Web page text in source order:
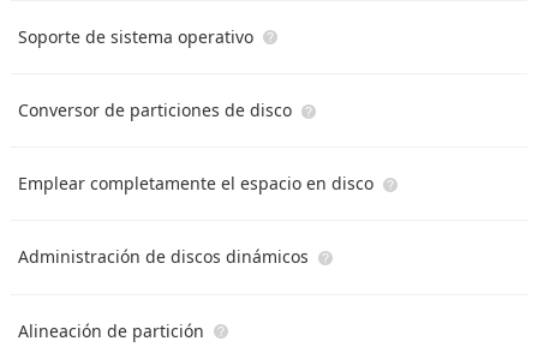
Soporte de sistema operativo
Conversor de particiones de disco
Emplear completamente el espacio en disco
Administración de discos dinámicos
Alineación de partición